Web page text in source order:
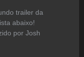
trailer da
abaixo!
por Josh